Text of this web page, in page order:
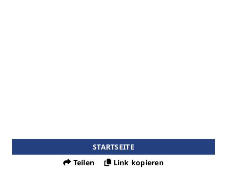
STARTSEITE
Teilen
Link kopieren